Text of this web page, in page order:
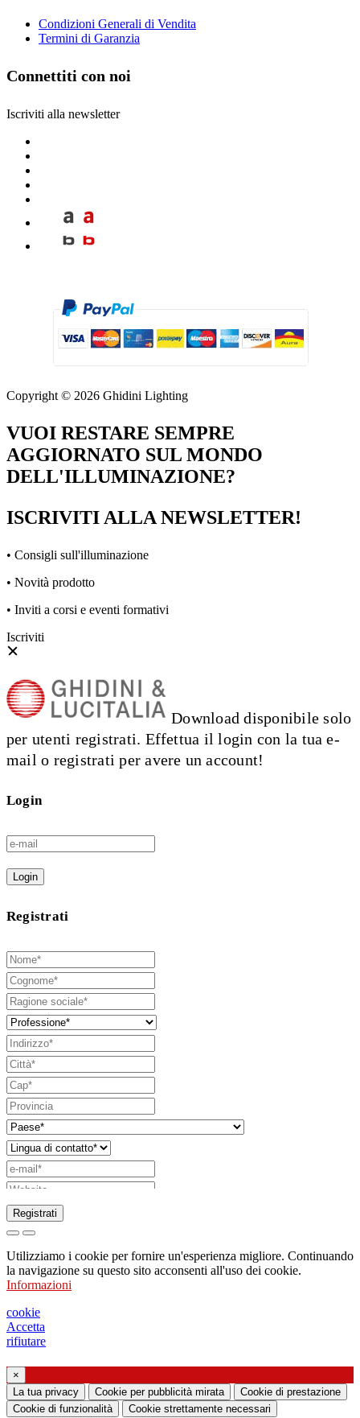
Condizioni Generali di Vendita
Termini di Garanzia
Connettiti con noi
Iscriviti alla newsletter
Copyright © 2026 Ghidini Lighting
VUOI RESTARE SEMPRE
AGGIORNATO SUL MONDO
DELL'ILLUMINAZIONE?
ISCRIVITI ALLA NEWSLETTER!
• Consigli sull'illuminazione
• Novità prodotto
• Inviti a corsi e eventi formativi
Iscriviti
Download disponibile solo
per utenti registrati. Effettua il login con la tua e-
mail o registrati per avere un account!
Login
Login
Registrati
Richiesta di invio di catalogo
Richiesta di essere contattato da un vostro
funzionario di vendita
Richiesta di supporto o di progettazione
illuminotecnica
Richiesta di webinar o training formativo sui
prodotti Ghidini & Lucitalia
Registrati
Utilizziamo i cookie per fornire un'esperienza migliore. Continuando
la navigazione su questo sito acconsenti all'uso dei cookie.
Informazioni
cookie
Accetta
rifiutare
×
La tua privacy
Cookie per pubblicità mirata
Cookie di prestazione
Cookie di funzionalità
Cookie strettamente necessari